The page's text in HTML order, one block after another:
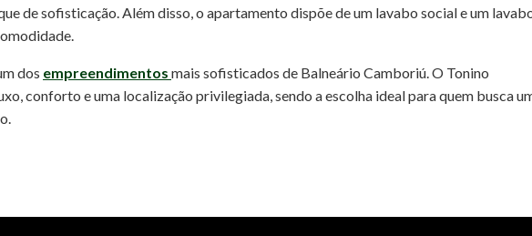
de sofisticação. Além disso, o apartamento dispõe de um lavabo social e um
dos empreendimentos mais sofisticados de Balneário Camboriú. O Tonino
conforto e uma localização privilegiada, sendo a escolha ideal para quem busca